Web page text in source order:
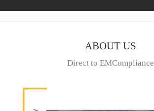
ABOUT US
Direct to EMCompliance